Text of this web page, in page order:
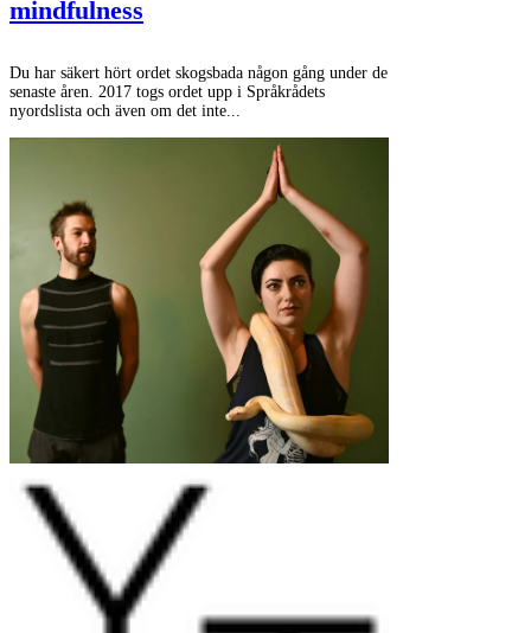
mindfulness
Du har säkert hört ordet skogsbada någon gång under de
senaste åren. 2017 togs ordet upp i Språkrådets
nyordslista och även om det inte...